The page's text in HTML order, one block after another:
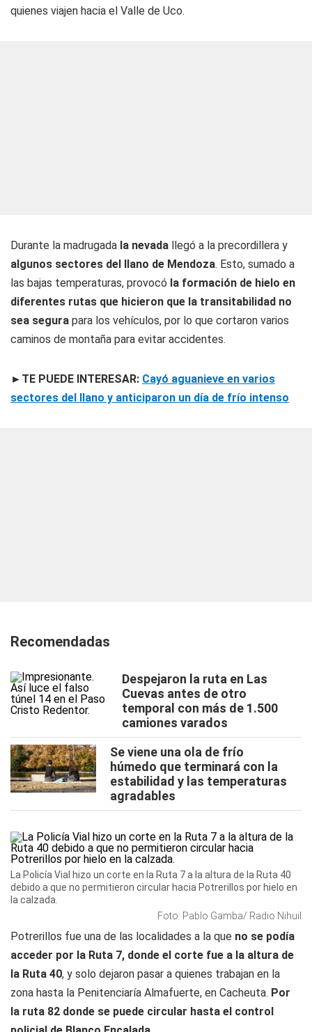
quienes viajen hacia el Valle de Uco.
Durante la madrugada la nevada llegó a la precordillera y
algunos sectores del llano de Mendoza. Esto, sumado a
las bajas temperaturas, provocó la formación de hielo en
diferentes rutas que hicieron que la transitabilidad no
sea segura para los vehículos, por lo que cortaron varios
caminos de montaña para evitar accidentes.
►TE PUEDE INTERESAR: Cayó aguanieve en varios
sectores del llano y anticiparon un día de frío intenso
Recomendadas
Despejaron la ruta en Las
Cuevas antes de otro
temporal con más de 1.500
camiones varados
Se viene una ola de frío
húmedo que terminará con la
estabilidad y las temperaturas
agradables
La Policía Vial hizo un corte en la Ruta 7 a la altura de la Ruta 40
debido a que no permitieron circular hacia Potrerillos por hielo en
la calzada.
Foto: Pablo Gamba/ Radio Nihuil
Potrerillos fue una de las localidades a la que no se podía
acceder por la Ruta 7, donde el corte fue a la altura de
la Ruta 40, y solo dejaron pasar a quienes trabajan en la
zona hasta la Penitenciaría Almafuerte, en Cacheuta. Por
la ruta 82 donde se puede circular hasta el control